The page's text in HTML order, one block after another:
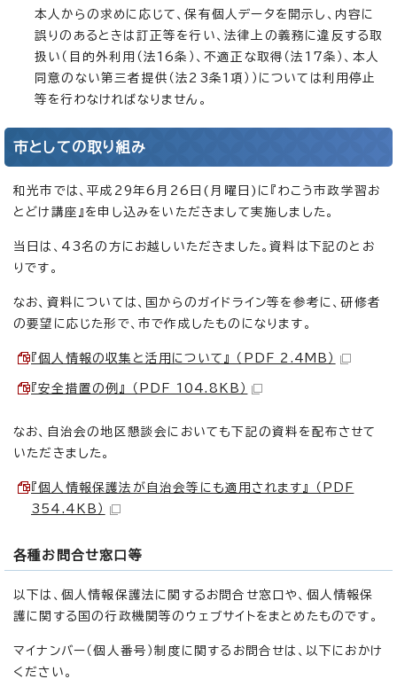
本人からの求めに応じて、保有個人データを開示し、内容に
誤りのあるときは訂正等を行い、法律上の義務に違反する取
扱い（目的外利用（法16条）、不適正な取得（法17条）、本人
同意のない第三者提供（法23条1項））については利用停止
等を行わなければなりません。
市としての取り組み
和光市では、平成29年6月26日(月曜日)に『わこう市政学習お
とどけ講座』を申し込みをいただきまして実施しました。
当日は、43名の方にお越しいただきました。資料は下記のとお
りです。
なお、資料については、国からのガイドライン等を参考に、研修者
の要望に応じた形で、市で作成したものになります。
『個人情報の収集と活用について』 （PDF 2.4MB）
『安全措置の例』 （PDF 104.8KB）
なお、自治会の地区懇談会においても下記の資料を配布させて
いただきました。
『個人情報保護法が自治会等にも適用されます』 （PDF
354.4KB）
各種お問合せ窓口等
以下は、個人情報保護法に関するお問合せ窓口や、個人情報保
護に関する国の行政機関等のウェブサイトをまとめたものです。
マイナンバー（個人番号）制度に関するお問合せは、以下におかけ
ください。